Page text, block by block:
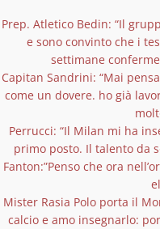
Prep. Atletico Bedin: “Il
e sono convinto che i
settimane
Capitan Sandrini: “Mai
come un dovere. ho già
Perrucci: “Il Milan mi ha
primo posto. Il talento da
Fanton:”Penso che ora
Mister Rasia Polo porta il
calcio e amo insegnarlo: